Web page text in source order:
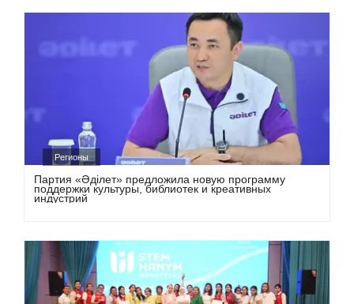
Регионы
Партия «Әділет» предложила новую программу
поддержки культуры, библиотек и креативных
индустрий